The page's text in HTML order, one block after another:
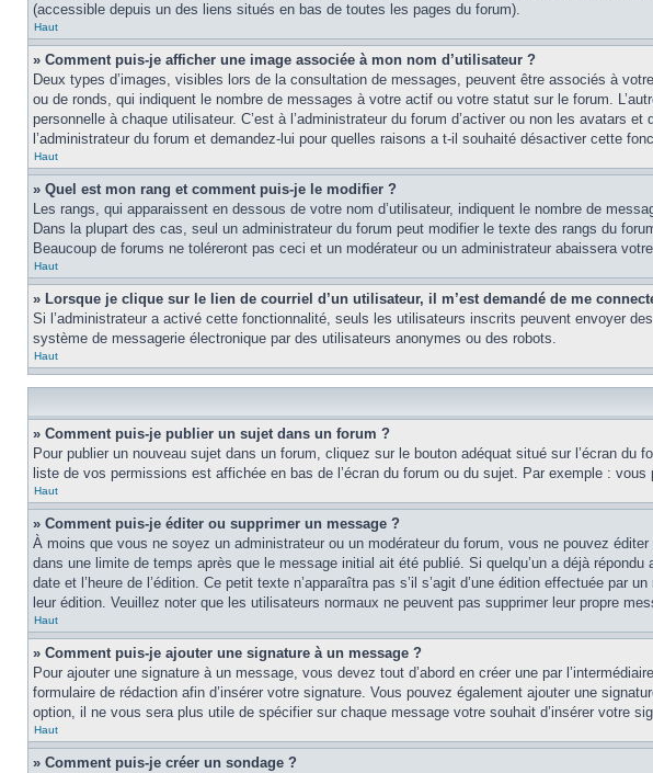
(accessible depuis un des liens situés en bas de toutes les pages du forum).
Haut
» Comment puis-je afficher une image associée à mon nom d’utilisateur ?
Deux types d’images, visibles lors de la consultation de messages, peuvent être associés à
ou de ronds, qui indiquent le nombre de messages à votre actif ou votre statut sur le forum.
personnelle à chaque utilisateur. C’est à l’administrateur du forum d’activer ou non les
l’administrateur du forum et demandez-lui pour quelles raisons a t-il souhaité désactiver cette
Haut
» Quel est mon rang et comment puis-je le modifier ?
Les rangs, qui apparaissent en dessous de votre nom d’utilisateur, indiquent le nombre de
Dans la plupart des cas, seul un administrateur du forum peut modifier le texte des rangs du
Beaucoup de forums ne toléreront pas ceci et un modérateur ou un administrateur abaissera
Haut
» Lorsque je clique sur le lien de courriel d’un utilisateur, il m’est demandé de me
Si l’administrateur a activé cette fonctionnalité, seuls les utilisateurs inscrits peuvent envoyer
système de messagerie électronique par des utilisateurs anonymes ou des robots.
Haut
» Comment puis-je publier un sujet dans un forum ?
Pour publier un nouveau sujet dans un forum, cliquez sur le bouton adéquat situé sur l’écran
liste de vos permissions est affichée en bas de l’écran du forum ou du sujet. Par exemple :
Haut
» Comment puis-je éditer ou supprimer un message ?
À moins que vous ne soyez un administrateur ou un modérateur du forum, vous ne pouvez
dans une limite de temps après que le message initial ait été publié. Si quelqu’un a déjà
date et l’heure de l’édition. Ce petit texte n’apparaîtra pas s’il s’agit d’une édition effectuée
leur édition. Veuillez noter que les utilisateurs normaux ne peuvent pas supprimer leur propre
Haut
» Comment puis-je ajouter une signature à un message ?
Pour ajouter une signature à un message, vous devez tout d’abord en créer une par
formulaire de rédaction afin d’insérer votre signature. Vous pouvez également ajouter une
option, il ne vous sera plus utile de spécifier sur chaque message votre souhait d’insérer votre
Haut
» Comment puis-je créer un sondage ?